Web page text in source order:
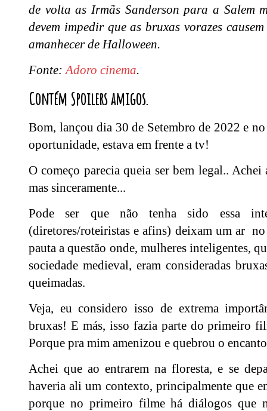
de volta as Irmãs Sanderson para a Salem
devem impedir que as bruxas vorazes
amanhecer de Halloween.
Fonte:Adoro cinema.
Contém Spoilers amigos.
Bom, lançou dia 30 de Setembro de 2022 e
oportunidade, estava em frente a tv!
O começo parecia queia ser bem legal.. Achei
mas sinceramente...
Pode ser que não tenha sido essa
(diretores/roteiristas e afins) deixam um ar
pauta a questão onde, mulheres inteligentes,
sociedade medieval, eram consideradas
queimadas.
Veja, eu considero isso de extrema
bruxas! E más, isso fazia parte do primeiro
Porque pra mim amenizou e quebrou o
Achei que ao entrarem na floresta, e se
haveria ali um contexto, principalmente que
porque no primeiro filme há diálogos que